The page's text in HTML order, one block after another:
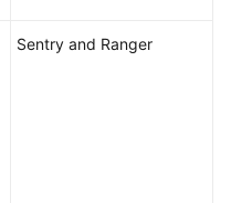
Sentry and Ranger